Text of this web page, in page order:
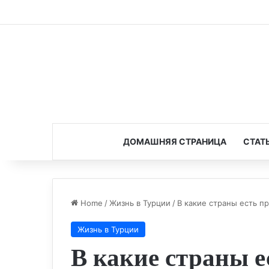
ДОМАШНЯЯ СТРАНИЦА
Home / Жизнь в Турции / В какие страны есть
Жизнь в Турции
В какие страны